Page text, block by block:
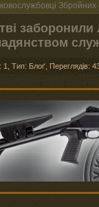
заборонили
1 Тип: Блоґ Переглядів: